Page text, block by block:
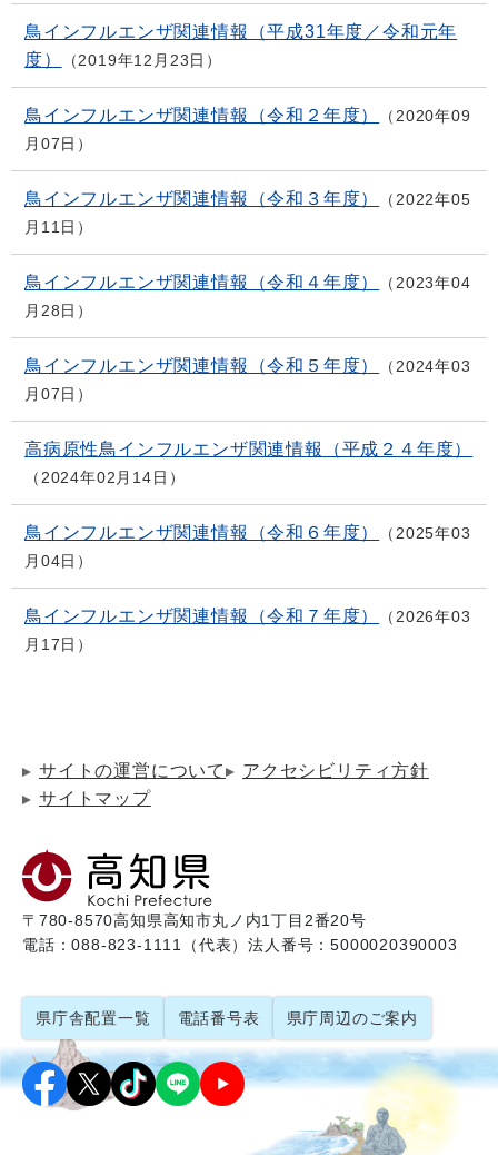
鳥インフルエンザ関連情報（平成31年度／令和元年
度）
2019年12月23日
鳥インフルエンザ関連情報（令和２年度）
2020年09
月07日
鳥インフルエンザ関連情報（令和３年度）
2022年05
月11日
鳥インフルエンザ関連情報（令和４年度）
2023年04
月28日
鳥インフルエンザ関連情報（令和５年度）
2024年03
月07日
高病原性鳥インフルエンザ関連情報（平成２４年度）
2024年02月14日
鳥インフルエンザ関連情報（令和６年度）
2025年03
月04日
鳥インフルエンザ関連情報（令和７年度）
2026年03
月17日
サイトの運営について
アクセシビリティ方針
サイトマップ
〒780-8570高知県高知市丸ノ内1丁目2番20号
電話：088-823-1111（代表）法人番号：5000020390003
県庁舎配置一覧 電話番号表 県庁周辺のご案内